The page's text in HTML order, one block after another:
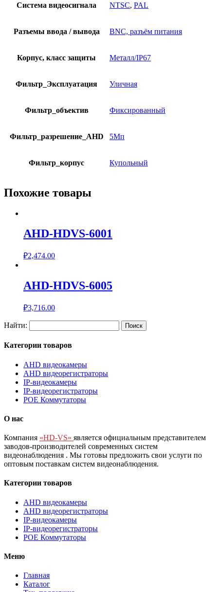
Система видеосигнала NTSC, PAL
Разъемы ввода / вывода BNC, разъём питания
Корпус, класс защиты Металл/IP67
Фильтр_Эксплуатация Уличная
Фильтр_объектив Фиксированный
Фильтр_разрешение_AHD 5Мп
Фильтр_корпус Купольный
Похожие товары
AHD-HDVS-6001
₽2,474.00
AHD-HDVS-6005
₽3,716.00
Найти:
Категории товаров
AHD видеокамеры
AHD видеорегистраторы
IP-видеокамеры
IP-видеорегистраторы
POE Коммутаторы
О нас
Компания «HD-VS» является официальным представителем
заводов-производителей современных систем
видеонаблюдения . Мы готовы предложить свои услуги по
оптовым поставкам систем видеонаблюдения.
Категории товаров
AHD видеокамеры
AHD видеорегистраторы
IP-видеокамеры
IP-видеорегистраторы
POE Коммутаторы
Меню
Главная
Каталог